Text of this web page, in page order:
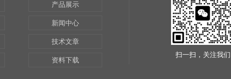
产品展示
新闻中心
技术文章
资料下载
扫一扫，关注我们